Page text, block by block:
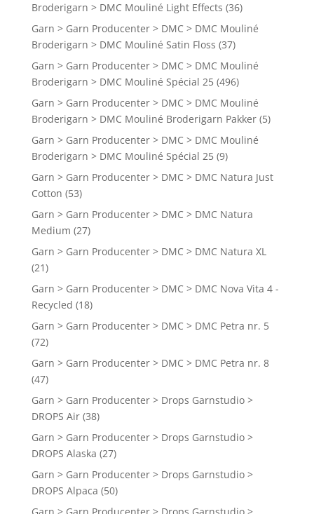
Broderigarn > DMC Mouliné Light Effects (36)
Garn > Garn Producenter > DMC > DMC Mouliné
Broderigarn > DMC Mouliné Satin Floss (37)
Garn > Garn Producenter > DMC > DMC Mouliné
Broderigarn > DMC Mouliné Spécial 25 (496)
Garn > Garn Producenter > DMC > DMC Mouliné
Broderigarn > DMC Mouliné Broderigarn Pakker (5)
Garn > Garn Producenter > DMC > DMC Mouliné
Broderigarn > DMC Mouliné Spécial 25 (9)
Garn > Garn Producenter > DMC > DMC Natura Just
Cotton (53)
Garn > Garn Producenter > DMC > DMC Natura
Medium (27)
Garn > Garn Producenter > DMC > DMC Natura XL
(21)
Garn > Garn Producenter > DMC > DMC Nova Vita 4 -
Recycled (18)
Garn > Garn Producenter > DMC > DMC Petra nr. 5
(72)
Garn > Garn Producenter > DMC > DMC Petra nr. 8
(47)
Garn > Garn Producenter > Drops Garnstudio >
DROPS Air (38)
Garn > Garn Producenter > Drops Garnstudio >
DROPS Alaska (27)
Garn > Garn Producenter > Drops Garnstudio >
DROPS Alpaca (50)